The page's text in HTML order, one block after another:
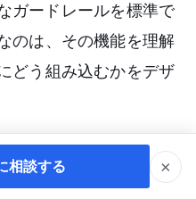
ガードレールを標準で
のは、その機能を理解
どう組み込むかをデザ
法整備の動向は、今後
くでしょう。一度の導
相談する ×